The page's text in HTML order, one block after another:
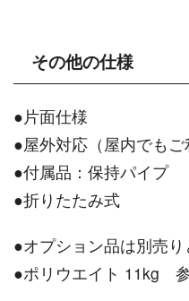
その他の仕様
●片面仕様
●屋外対応（屋内でもご
●付属品：保持パイプ
●折りたたみ式
●オプション品は別売り
●ポリウエイト 11kg